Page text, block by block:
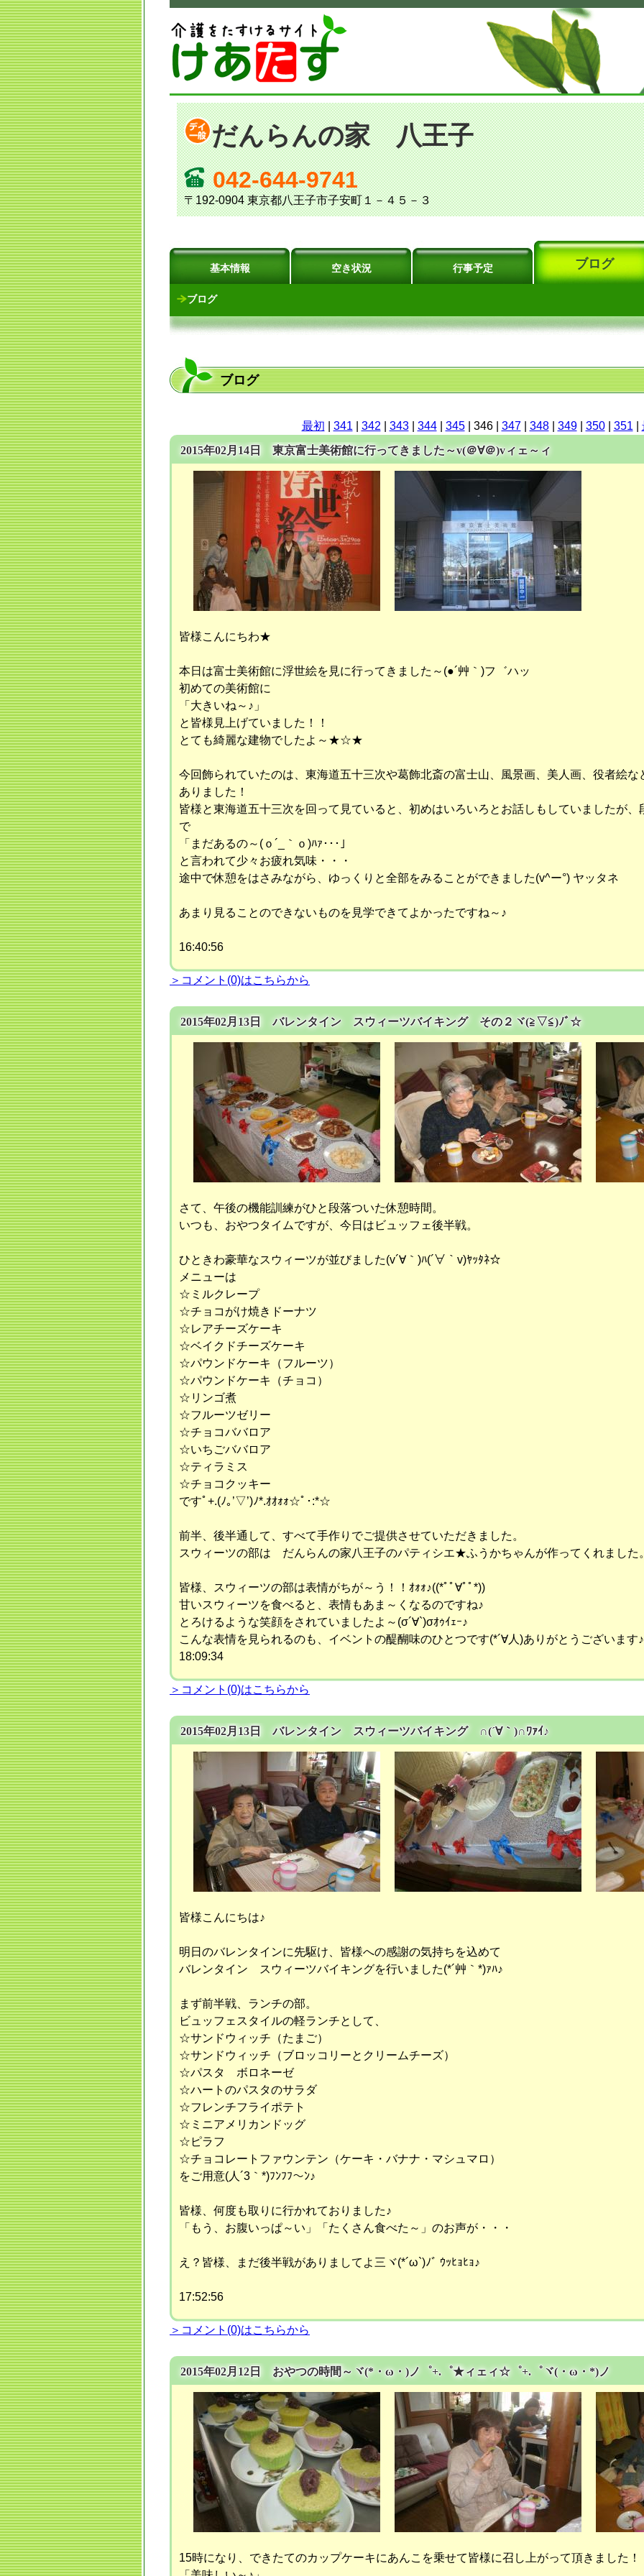
だんらんの家 八王子
042-644-9741
〒192-0904 東京都八王子市子安町１－４５－３
基本情報 空き状況 行事予定 ブログ
ブログ
ブログ
最初 341 342 343| 344| 345| 346 | 347| 348| 349| 350| 351
2015年02月14日 東京富士美術館に行ってきました～v(＠∀＠)vィェ～ィ
皆様こんにちわ★
本日は富士美術館に浮世絵を見に行ってきました～(●´艸｀)フ゛ハッ
初めての美術館に
「大きいね～♪」
と皆様見上げていました！！
とても綺麗な建物でしたよ～★☆★
今回飾られていたのは、東海道五十三次や葛飾北斎の富士山、風景画、美人画、役者絵
ありました！
皆様と東海道五十三次を回って見ていると、初めはいろいろとお話しもしていましたが
で
「まだあるの～(ｏ´_｀ｏ)ﾊｧ･･･」
と言われて少々お疲れ気味・・・
途中で休憩をはさみながら、ゆっくりと全部をみることができました(v^ー°) ヤッタネ
あまり見ることのできないものを見学できてよかったですね～♪
16:40:56
＞コメント(0)はこちらから
2015年02月13日 バレンタイン スウィーツバイキング その２ヾ(≧▽≦)ﾉﾞ☆
さて、午後の機能訓練がひと段落ついた休憩時間。
いつも、おやつタイムですが、今日はビュッフェ後半戦。
ひときわ豪華なスウィーツが並びました(v´∀｀)ﾊ(´∀｀v)ﾔｯﾀﾈ☆
メニューは
☆ミルクレープ
☆チョコがけ焼きドーナツ
☆レアチーズケーキ
☆ベイクドチーズケーキ
☆パウンドケーキ（フルーツ）
☆パウンドケーキ（チョコ）
☆リンゴ煮
☆フルーツゼリー
☆チョコババロア
☆いちごババロア
☆ティラミス
☆チョコクッキー
ですﾟ+.(ﾉ｡’▽’)ﾉ*.ｵｵｫｫ☆ﾟ･:*☆
前半、後半通して、すべて手作りでご提供させていただきました。
スウィーツの部は だんらんの家八王子のパティシエ★ふうかちゃんが作ってくれました
皆様、スウィーツの部は表情がちが～う！！ｵｫｫ♪((*ﾟﾟ∀ﾟﾟ*))
甘いスウィーツを食べると、表情もあま～くなるのですね♪
とろけるような笑顔をされていましたよ～(σ´∀`)σｵｩｲｪｰ♪
こんな表情を見られるのも、イベントの醍醐味のひとつです(*´∀人)ありがとうございます♪
18:09:34
＞コメント(0)はこちらから
2015年02月13日 バレンタイン スウィーツバイキング ∩(´∀｀)∩ﾜｧｲ♪
皆様こんにちは♪
明日のバレンタインに先駆け、皆様への感謝の気持ちを込めて
バレンタイン スウィーツバイキングを行いました(*´艸｀*)ｧﾊ♪
まず前半戦、ランチの部。
ビュッフェスタイルの軽ランチとして、
☆サンドウィッチ（たまご）
☆サンドウィッチ（ブロッコリーとクリームチーズ）
☆パスタ ボロネーゼ
☆ハートのパスタのサラダ
☆フレンチフライポテト
☆ミニアメリカンドッグ
☆ピラフ
☆チョコレートファウンテン（ケーキ・バナナ・マシュマロ）
をご用意(人´3｀*)ﾌﾝﾌﾌ～ﾝ♪
皆様、何度も取りに行かれておりました♪
「もう、お腹いっぱ～い」「たくさん食べた～」のお声が・・・
え？皆様、まだ後半戦がありましてよ三ヾ(*´ω`)ﾉﾞ ｳｯﾋｮﾋｮ♪
17:52:56
＞コメント(0)はこちらから
2015年02月12日 おやつの時間～ヾ(*・ω・)ノ゜+.゜★ィェィ☆゜+.゜ヾ(・ω・*)ノ
15時になり、できたてのカップケーキにあんこを乗せて皆様に召し上がって頂きました！